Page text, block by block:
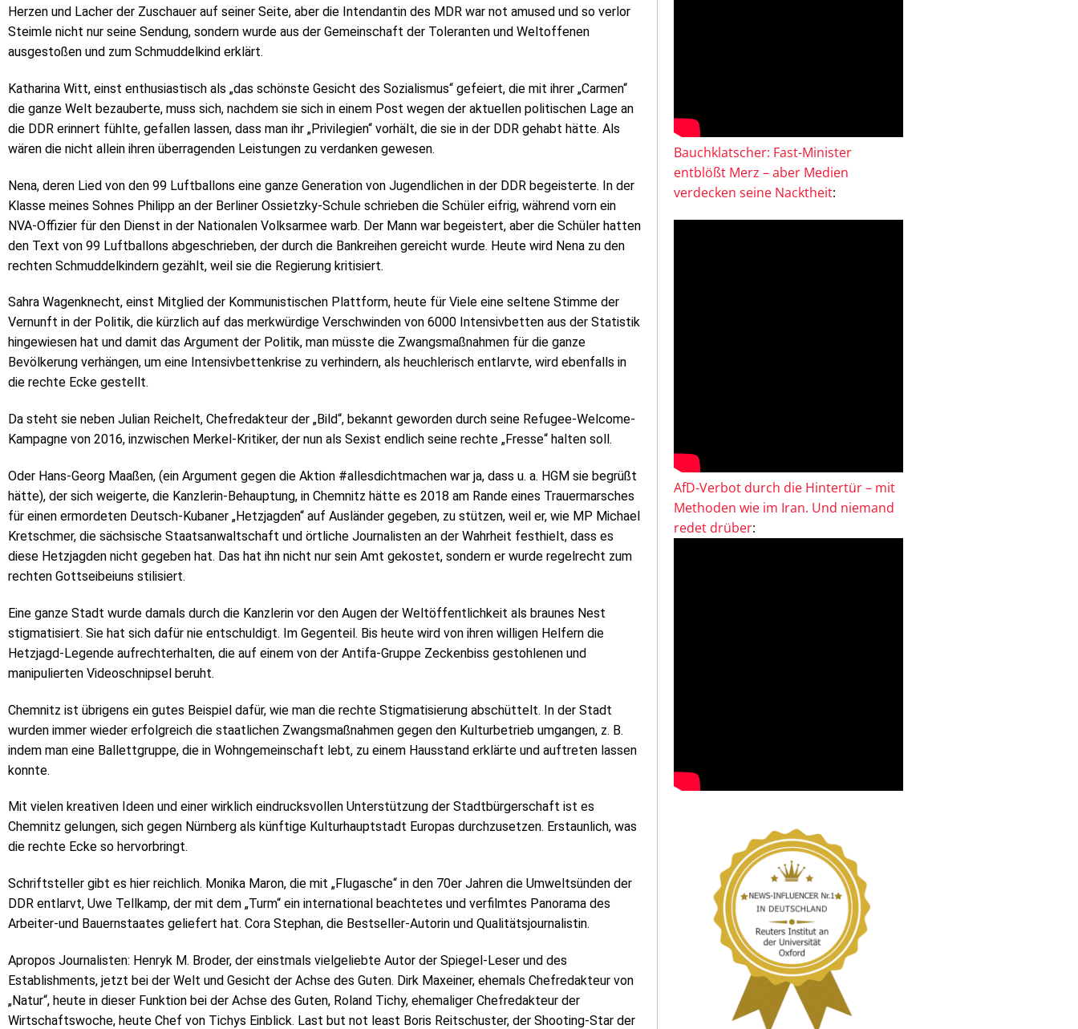
Herzen und Lacher der Zuschauer auf seiner Seite, aber die Intendantin des MDR war not amused und so verlor
Steimle nicht nur seine Sendung, sondern wurde aus der Gemeinschaft der Toleranten und Weltoffenen
ausgestoßen und zum Schmuddelkind erklärt.
Katharina Witt, einst enthusiastisch als „das schönste Gesicht des Sozialismus“ gefeiert, die mit ihrer „Carmen“
die ganze Welt bezauberte, muss sich, nachdem sie sich in einem Post wegen der aktuellen politischen Lage an
die DDR erinnert fühlte, gefallen lassen, dass man ihr „Privilegien“ vorhält, die sie in der DDR gehabt hätte. Als
wären die nicht allein ihren überragenden Leistungen zu verdanken gewesen.
Nena, deren Lied von den 99 Luftballons eine ganze Generation von Jugendlichen in der DDR begeisterte. In der
Klasse meines Sohnes Philipp an der Berliner Ossietzky-Schule schrieben die Schüler eifrig, während vorn ein
NVA-Offizier für den Dienst in der Nationalen Volksarmee warb. Der Mann war begeistert, aber die Schüler hatten
den Text von 99 Luftballons abgeschrieben, der durch die Bankreihen gereicht wurde. Heute wird Nena zu den
rechten Schmuddelkindern gezählt, weil sie die Regierung kritisiert.
Sahra Wagenknecht, einst Mitglied der Kommunistischen Plattform, heute für Viele eine seltene Stimme der
Vernunft in der Politik, die kürzlich auf das merkwürdige Verschwinden von 6000 Intensivbetten aus der Statistik
hingewiesen hat und damit das Argument der Politik, man müsste die Zwangsmaßnahmen für die ganze
Bevölkerung verhängen, um eine Intensivbettenkrise zu verhindern, als heuchlerisch entlarvte, wird ebenfalls in
die rechte Ecke gestellt.
Da steht sie neben Julian Reichelt, Chefredakteur der „Bild“, bekannt geworden durch seine Refugee-Welcome-
Kampagne von 2016, inzwischen Merkel-Kritiker, der nun als Sexist endlich seine rechte „Fresse“ halten soll.
Oder Hans-Georg Maaßen, (ein Argument gegen die Aktion #allesdichtmachen war ja, dass u. a. HGM sie begrüßt
hätte), der sich weigerte, die Kanzlerin-Behauptung, in Chemnitz hätte es 2018 am Rande eines Trauermarsches
für einen ermordeten Deutsch-Kubaner „Hetzjagden“ auf Ausländer gegeben, zu stützen, weil er, wie MP Michael
Kretschmer, die sächsische Staatsanwaltschaft und örtliche Journalisten an der Wahrheit festhielt, dass es
diese Hetzjagden nicht gegeben hat. Das hat ihn nicht nur sein Amt gekostet, sondern er wurde regelrecht zum
rechten Gottseibeiuns stilisiert.
Eine ganze Stadt wurde damals durch die Kanzlerin vor den Augen der Weltöffentlichkeit als braunes Nest
stigmatisiert. Sie hat sich dafür nie entschuldigt. Im Gegenteil. Bis heute wird von ihren willigen Helfern die
Hetzjagd-Legende aufrechterhalten, die auf einem von der Antifa-Gruppe Zeckenbiss gestohlenen und
manipulierten Videoschnipsel beruht.
Chemnitz ist übrigens ein gutes Beispiel dafür, wie man die rechte Stigmatisierung abschüttelt. In der Stadt
wurden immer wieder erfolgreich die staatlichen Zwangsmaßnahmen gegen den Kulturbetrieb umgangen, z. B.
indem man eine Ballettgruppe, die in Wohngemeinschaft lebt, zu einem Hausstand erklärte und auftreten lassen
konnte.
Mit vielen kreativen Ideen und einer wirklich eindrucksvollen Unterstützung der Stadtbürgerschaft ist es
Chemnitz gelungen, sich gegen Nürnberg als künftige Kulturhauptstadt Europas durchzusetzen. Erstaunlich, was
die rechte Ecke so hervorbringt.
Schriftsteller gibt es hier reichlich. Monika Maron, die mit „Flugasche“ in den 70er Jahren die Umweltsünden der
DDR entlarvt, Uwe Tellkamp, der mit dem „Turm“ ein international beachtetes und verfilmtes Panorama des
Arbeiter-und Bauernstaates geliefert hat. Cora Stephan, die Bestseller-Autorin und Qualitätsjournalistin.
Apropos Journalisten: Henryk M. Broder, der einstmals vielgeliebte Autor der Spiegel-Leser und des
Establishments, jetzt bei der Welt und Gesicht der Achse des Guten. Dirk Maxeiner, ehemals Chefredakteur von
„Natur“, heute in dieser Funktion bei der Achse des Guten, Roland Tichy, ehemaliger Chefredakteur der
Wirtschaftswoche, heute Chef von Tichys Einblick. Last but not least Boris Reitschuster, der Shooting-Star der
Bauchklatscher: Fast-Minister
entblößt Merz – aber Medien
verdecken seine Nacktheit:
AfD-Verbot durch die Hintertür – mit
Methoden wie im Iran. Und niemand
redet drüber: